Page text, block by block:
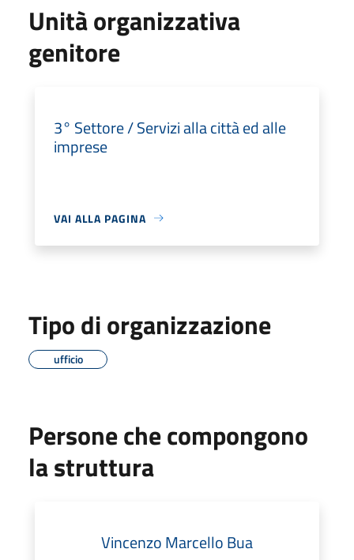
Unità organizzativa
genitore
3° Settore / Servizi alla città ed alle
imprese
VAI ALLA PAGINA
Tipo di organizzazione
ufficio
Persone che compongono
la struttura
Vincenzo Marcello Bua